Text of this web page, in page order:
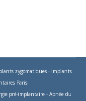
zygomatiques - Implants
Paris
pré-implantaire- Apnée du